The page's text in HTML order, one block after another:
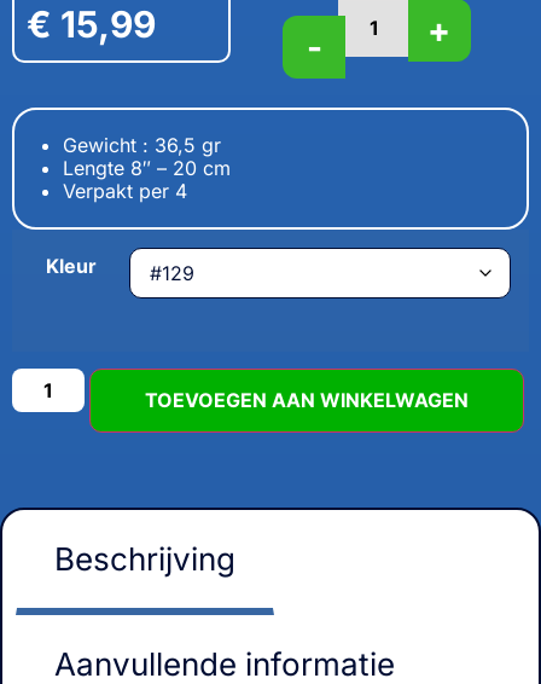
€ 15,99
- +
Gewicht : 36,5 gr
Lengte 8″ – 20 cm
Verpakt per 4
Kleur
TOEVOEGEN AAN WINKELWAGEN
Beschrijving
Aanvullende informatie